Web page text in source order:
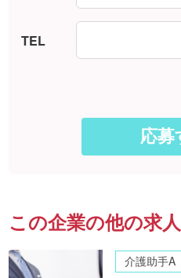
TEL
この企業の他の求人
介護助手A